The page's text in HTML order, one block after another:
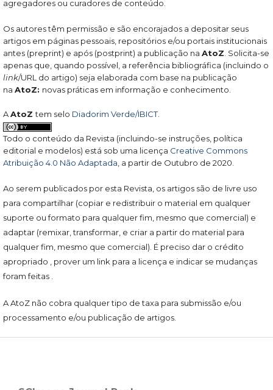
agregadores ou curadores de conteúdo.
Os autores têm permissão e são encorajados a depositar seus
artigos em páginas pessoais, repositórios e/ou portais institucionais
antes (preprint) e após (postprint) a publicação na AtoZ. Solicita-se
apenas que, quando possível, a referência bibliográfica (incluindo o
link/URL do artigo) seja elaborada com base na publicação
na AtoZ: novas práticas em informação e conhecimento.
AAtoZtem selo Diadorim Verde/IBICT.
Todo o conteúdo da Revista (incluindo-se instruções, política
editorial e modelos) está sob uma licença Creative Commons
Atribuição 4.0 Não Adaptada, a partir de Outubro de 2020.
Ao serem publicados por esta Revista, os artigos são de livre uso
para compartilhar (copiar e redistribuir o material em qualquer
suporte ou formato para qualquer fim, mesmo que comercial) e
adaptar (remixar, transformar, e criar a partir do material para
qualquer fim, mesmo que comercial). É preciso dar o crédito
apropriado , prover um link para a licença e indicar se mudanças
foram feitas .
A AtoZ não cobra qualquer tipo de taxa para submissão e/ou
processamento e/ou publicação de artigos.